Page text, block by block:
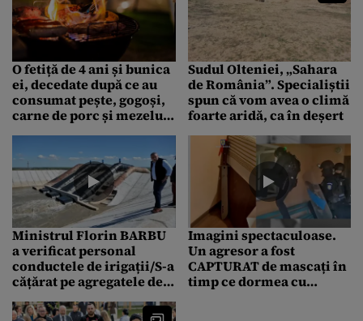
O fetiță de 4 ani și bunica
ei, decedate după ce au
consumat pește, gogoși,
carne de porc și mezeluri
Sudul Olteniei, „Sahara
de România”. Specialiștii
spun că vom avea o climă
foarte aridă, ca în deșert
Ministrul Florin BARBU
a verificat personal
conductele de irigații/S-a
cățărat pe agregatele de
Imagini spectaculoase.
Un agresor a fost
CAPTURAT de mascați în
timp ce dormea cu